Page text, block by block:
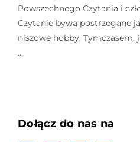
Powszechnego Czytania i
Czytanie bywa postrzegane
niszowe hobby. Tymczasem,
...
Dołącz do nas na